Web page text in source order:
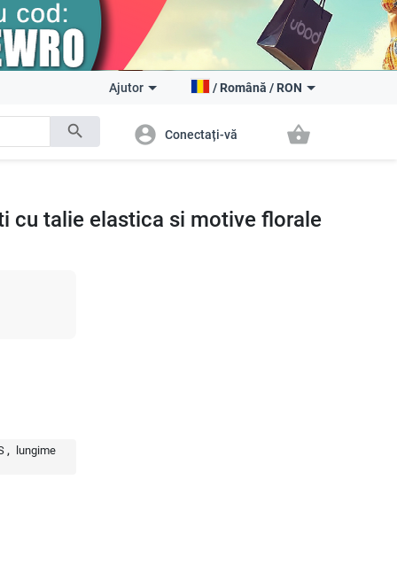
search
Ajutor / Română / RON
account_circle Conectați-vă shopping_basket
cu talie elastica si motive florale
lungime